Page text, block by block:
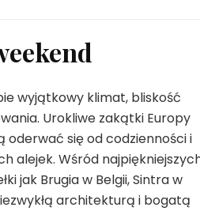
wyjątkowy klimat, bliskość
Urokliwe zakątki Europy
oderwać się od codzienności i
alejek. Wśród
jak Brugia w Belgii, Sintra w
architekturą i bogatą